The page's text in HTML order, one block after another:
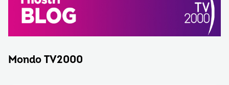
Mondo TV2000